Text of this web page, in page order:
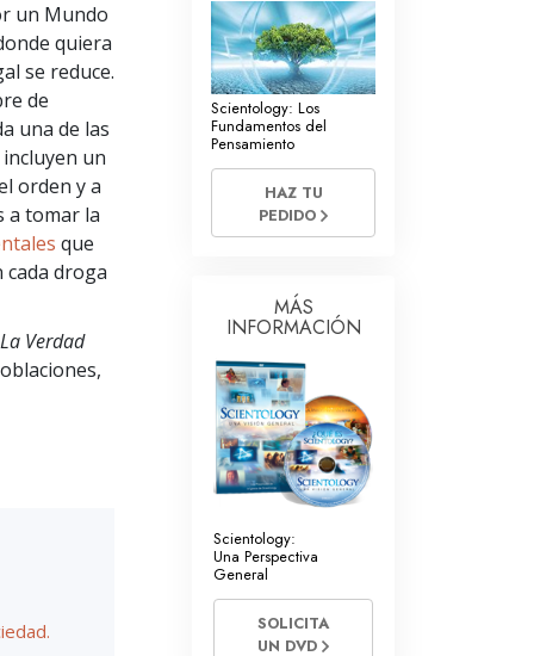
Derechos Humanos
Ciudadanos por los
de Scientology
un Mundo
quiera
se reduce.
de
una de las
un
orden y a
a tomar la
que
droga
La Verdad
Scientology: Los
Fundamentos del
Pensamiento
HAZ TU
PEDIDO
MÁS
INFORMACIÓN
Scientology:
Una Perspectiva
General
SOLICITA
UN DVD